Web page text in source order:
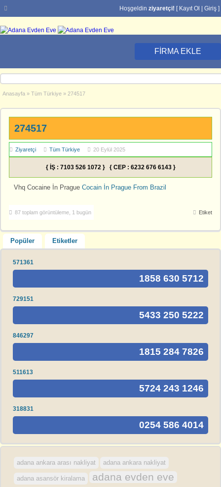
Hoşgeldin ziyaretçi! [ Kayıt Ol Giriş ]
FIRMA EKLE
Anasayfa » Tüm Türkiye » 274517
274517
Ziyaretçi Tüm Türkiye 20 Eylül 2025
{ İŞ : 7103 526 1072 } { CEP : 6232 676 6143 }
Vhq Cocaine İn Prague Cocain İn Prague From Brazil
Etiket
87 toplam görüntüleme, 1 bugün
Popüler Etiketler
571361
1858 630 5712
729151
5433 250 5222
846297
1815 284 7826
511613
5724 243 1246
318831
0254 586 4014
adana ankara arası nakliyat adana ankara nakliyat
adana asansör kiralama adana evden eve